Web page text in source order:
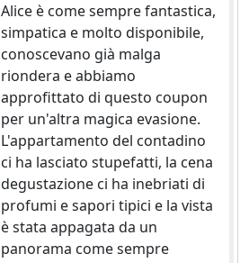
Alice è come sempre fantastica,
simpatica e molto disponibile,
conoscevano già malga
riondera e abbiamo
approfittato di questo coupon
per un'altra magica evasione.
L'appartamento del contadino
ci ha lasciato stupefatti, la cena
degustazione ci ha inebriati di
profumi e sapori tipici e la vista
è stata appagata da un
panorama come sempre